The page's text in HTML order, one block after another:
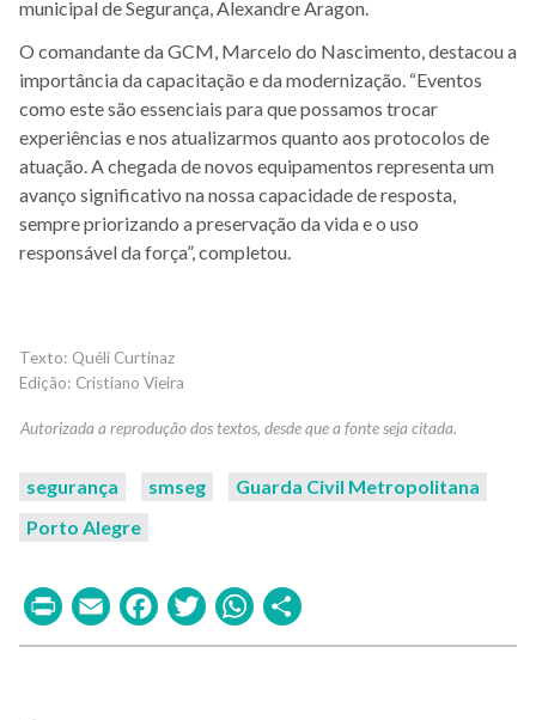
municipal de Segurança, Alexandre Aragon.
O comandante da GCM, Marcelo do Nascimento, destacou a
importância da capacitação e da modernização. “Eventos
como este são essenciais para que possamos trocar
experiências e nos atualizarmos quanto aos protocolos de
atuação. A chegada de novos equipamentos representa um
avanço significativo na nossa capacidade de resposta,
sempre priorizando a preservação da vida e o uso
responsável da força”, completou.
Quéli Curtinaz
Cristiano Vieira
segurança smseg
Guarda Civil Metropolitana
Porto Alegre
PrintEmailFacebook
TwitterWhatsApp